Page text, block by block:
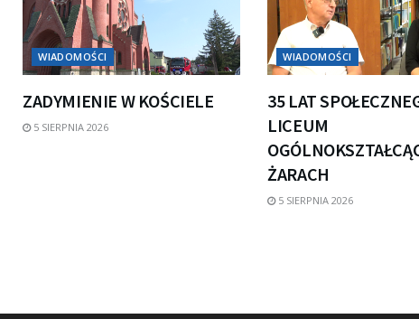
WIADOMOŚCI
ZADYMIENIE W KOŚCIELE
5 SIERPNIA 2026
WIADOMOŚCI
35 LAT
LICEUM
ŻARACH
5 SIERPNIA 2026